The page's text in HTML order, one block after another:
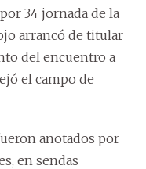
34 jornada de la
arrancó de titular
del encuentro a
el campo de
anotados por
en sendas